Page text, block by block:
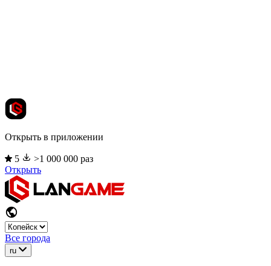
Открыть в приложении
5
>1 000 000 раз
Открыть
Все города
ru